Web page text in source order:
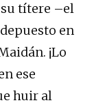
títere –el
en
¡Lo
ese
huir al